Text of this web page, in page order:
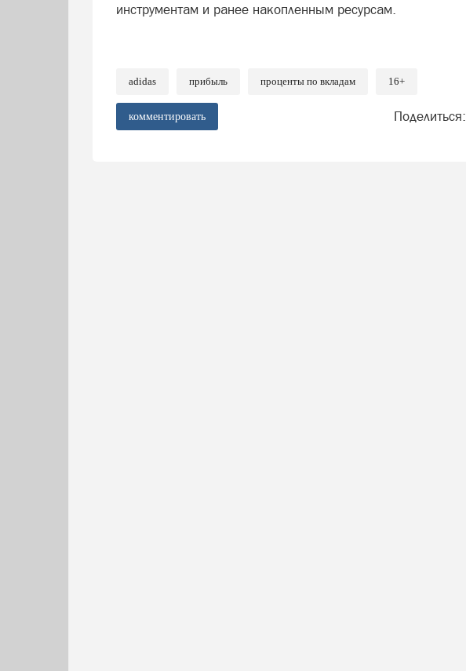
инструментам и ранее накопленным ресурсам.
adidas прибыль проценты по вкладам 16+
комментировать Поделиться: